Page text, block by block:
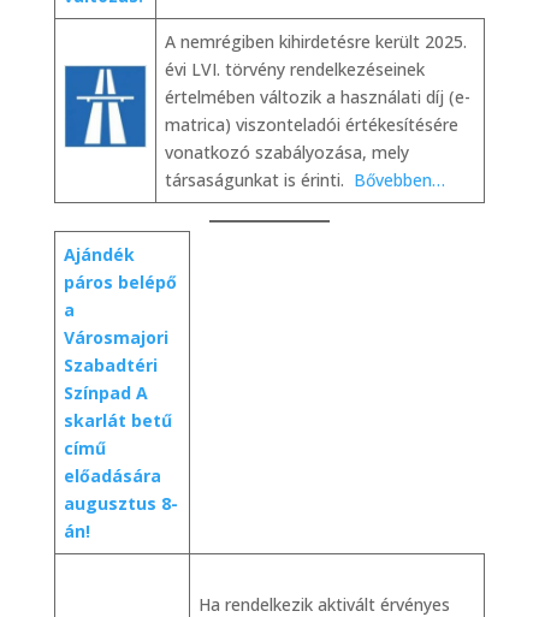
A nemrégiben kihirdetésre került 2025.
évi LVI. törvény rendelkezéseinek
értelmében változik a használati díj (e-
matrica) viszonteladói értékesítésére
vonatkozó szabályozása, mely
társaságunkat is érinti. Bővebben…
Ajándék
páros belépő
a
Városmajori
Szabadtéri
Színpad A
skarlát betű
című
előadására
augusztus 8-
án!
Ha rendelkezik aktivált érvényes